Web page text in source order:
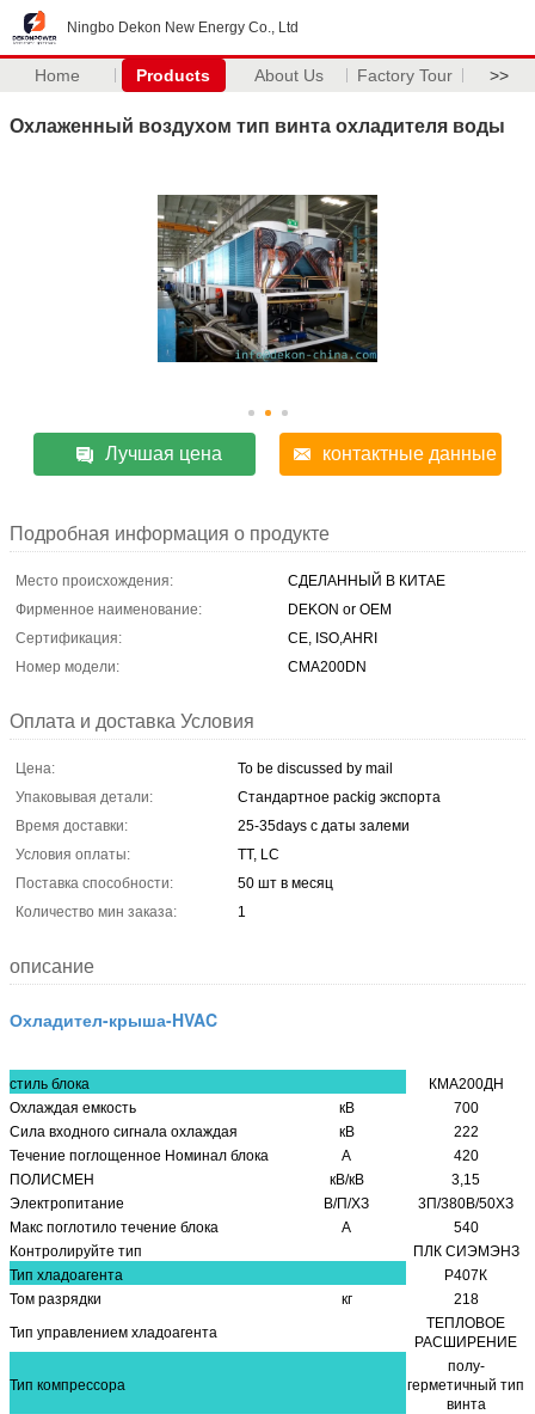
Ningbo Dekon New Energy Co., Ltd
Home Products About Us Factory Tour >>
Охлаженный воздухом тип винта охладителя воды
Лучшая цена контактные данные
Подробная информация о продукте
Место происхождения:
СДЕЛАННЫЙ В КИТАЕ
Фирменное наименование:
DEKON or OEM
Сертификация:
CE, ISO,AHRI
Номер модели:
CMA200DN
Оплата и доставка Условия
Цена:
To be discussed by mail
Упаковывая детали:
Стандартное packig экспорта
Время доставки:
25-35days с даты залеми
Условия оплаты:
TT, LC
Поставка способности:
50 шт в месяц
Количество мин заказа:
1
описание
Охладител-крыша-HVAC
стиль блока
КМА200ДН
Охлаждая емкость
кВ
700
Сила входного сигнала охлаждая
кВ
222
Течение поглощенное Номинал блока
А
420
ПОЛИСМЕН
кВ/кВ
3,15
Электропитание
В/П/ХЗ
3П/380В/50ХЗ
Макс поглотило течение блока
А
540
Контролируйте тип
ПЛК СИЭМЭНЗ
Тип хладоагента
Р407К
Том разрядки
кг
218
Тип управлением хладоагента
ТЕПЛОВОЕ
РАСШИРЕНИЕ
Тип компрессора
полу-
герметичный тип
винта